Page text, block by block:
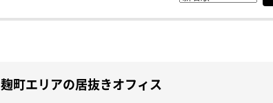
麹町エリアの居抜きオフィス